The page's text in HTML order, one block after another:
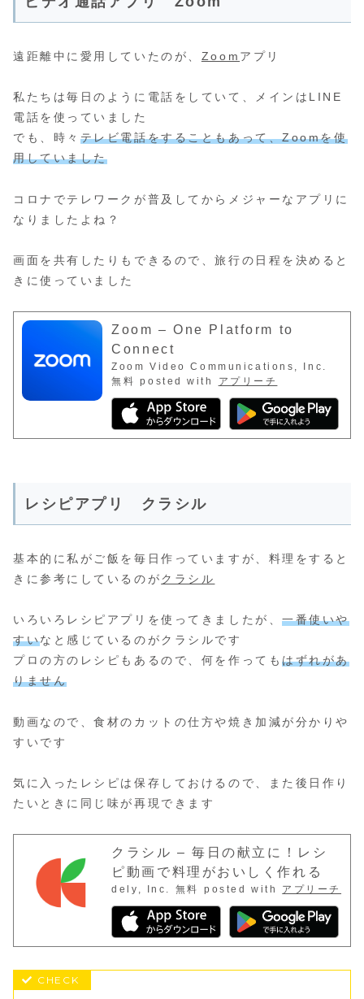
遠距離中に愛用していたのが、 Zoom アプリ
私たちは毎日のように電話をしていて、メインはLINE
電話を使っていました
でも、時々 テレビ電話をすることもあって、Zoomを使
用していました
コロナでテレワークが普及してからメジャーなアプリに
なりましたよね？
画面を共有したりもできるので、旅行の日程を決めると
きに使っていました
Zoom – One Platform to
Connect
Zoom Video Communications, Inc.
無料
posted with アプリーチ
レシピアプリ クラシル
基本的に私がご飯を毎日作っていますが、料理をすると
きに参考にしているのがクラシル
いろいろレシピアプリを使ってきましたが、一番使いや
すいなと感じているのがクラシルです
プロの方のレシピもあるので、何を作ってもはずれがあ
りません
動画なので、食材のカットの仕方や焼き加減が分かりや
すいです
気に入ったレシピは保存しておけるので、また後日作り
たいときに同じ味が再現できます
クラシル – 毎日の献立に！レシ
ピ動画で料理がおいしく作れる
dely, Inc. 無料 posted with アプリーチ